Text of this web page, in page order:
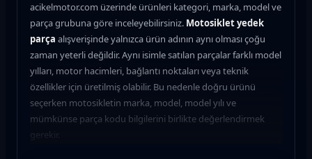
acikelmotor.com üzerinde ürünleri kategori, marka, model ve
parça grubuna göre inceleyebilirsiniz. Motosiklet yedek
parça alışverişinde yalnızca ürün adının aynı olması çoğu
zaman yeterli değildir. Aynı isimle satılan parçalar farklı model
yılları, motor hacimleri, bağlantı noktaları veya teknik
özellikler için üretilmiş olabilir. Bu nedenle doğru ürünü
seçerken motosikletin marka, model, model yılı ve
mümkünse parça kodu bilgilerini birlikte değerlendirmek
gerekir.